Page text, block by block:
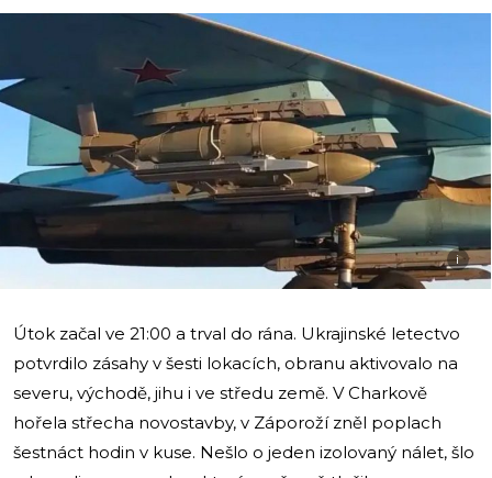
i
Útok začal ve 21:00 a trval do rána. Ukrajinské letectvo
potvrdilo zásahy v šesti lokacích, obranu aktivovalo na
severu, východě, jihu i ve středu země. V Charkově
hořela střecha novostavby, v Záporoží zněl poplach
šestnáct hodin v kuse. Nešlo o jeden izolovaný nálet, šlo